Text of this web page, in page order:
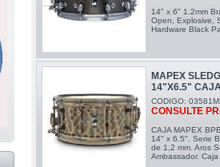
14" x 6" 1.2mm
Open, Explosive,
Hardware Black
MAPEX
14"X6.5"
CODIGO:
CONSULTE
CAJA MAPEX
14" x 6.5". Serie
de 1,2 mm. Aros
Ambassador.